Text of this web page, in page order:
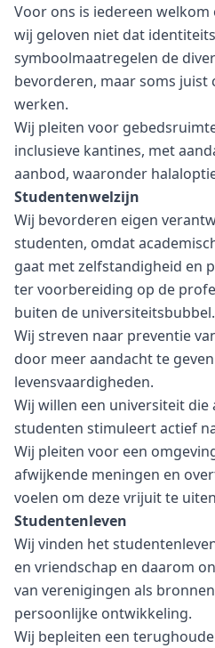
Voor ons is iedereen
wij geloven niet dat
symboolmaatregelen de
bevorderen, maar soms
werken.
Wij pleiten voor
inclusieve kantines, met
aanbod, waaronder
Studentenwelzijn
Wij bevorderen eigen
studenten, omdat
gaat met zelfstandigheid en
ter voorbereiding op de
buiten de universiteitsbubbel.
Wij streven naar preventie
door meer aandacht te
levensvaardigheden.
Wij willen een universiteit
studenten stimuleert actief
Wij pleiten voor een
afwijkende meningen en
voelen om deze vrijuit te
Studentenleven
Wij vinden het
en vriendschap en daarom
van verenigingen als
persoonlijke ontwikkeling.
Wij bepleiten een